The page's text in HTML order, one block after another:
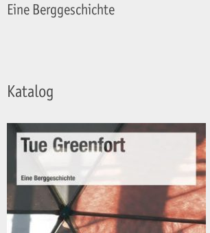
Eine Berggeschichte
Katalog